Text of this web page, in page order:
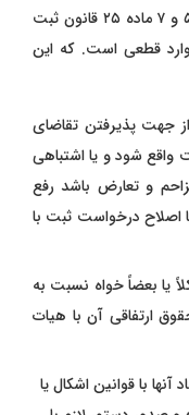
آرای هیات نظارت ثبت در مورد بندهای ۱، ۵ و ۷ ماده ۲۵ قانون ثبت
قطعی است. که این
جهت پذیرفتن تقاضاﻯ
واقع شود و یا اشتباهی
و تعارض باشد رفع
اصلاح درخواست ثبت با
یا بعضاً خواه نسبت به
ارتفاقی آن با هیات
با قوانین اشکال یا